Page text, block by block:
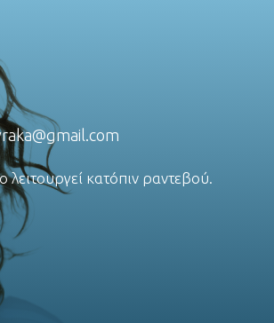
λειτουργεί κατόπιν ραντεβού.